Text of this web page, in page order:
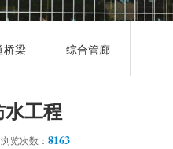
材
桥梁 综合管廊
工程
览次数：8163